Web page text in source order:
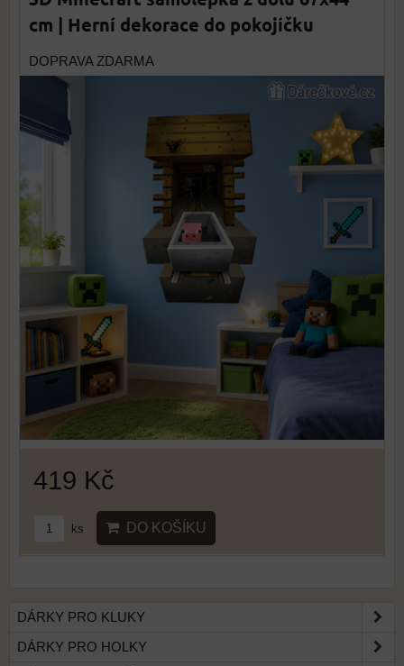
cm | Herní dekorace do pokojíčku
DOPRAVA ZDARMA
419 Kč
ks DO KOŠÍKU
DÁRKY PRO KLUKY
DÁRKY PRO HOLKY